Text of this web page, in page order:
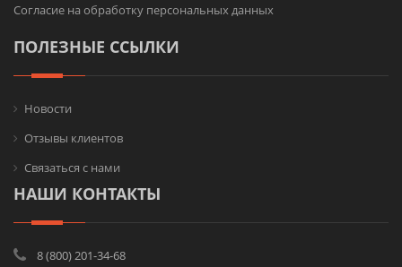
Согласие на обработку персональных данных
ПОЛЕЗНЫЕ ССЫЛКИ
Новости
Отзывы клиентов
Связаться с нами
НАШИ КОНТАКТЫ
8 (800) 201-34-68